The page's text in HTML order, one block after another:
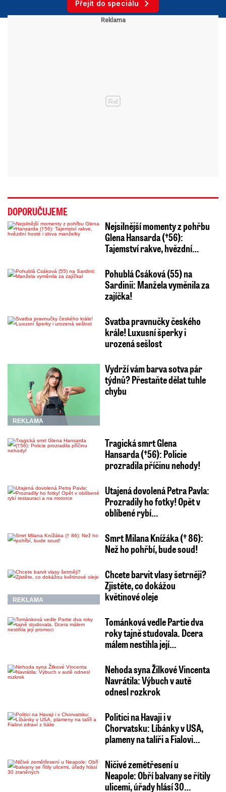
Přejít do speciálu
DOPORUČUJEME
Nejsilnější momenty z pohřbu
Glena Hansarda (†56):
Tajemství rakve, hvězdní…
Pohublá Csáková (55) na
Sardinii: Manžela vyměnila za
zajíčka!
Svatba pravnučky českého
krále! Luxusní šperky i
urozená sešlost
REKLAMA
Vydrží vám barva sotva pár
týdnů? Přestaňte dělat tuhle
chybu
Tragická smrt Glena
Hansarda (†56): Policie
prozradila příčinu nehody!
Utajená dovolená Petra Pavla:
Prozradily ho fotky! Opět v
oblíbené rybí…
Smrt Milana Knížáka († 86):
Než ho pohřbí, bude soud!
REKLAMA
Chcete barvit vlasy šetrněji?
Zjistěte, co dokážou
květinové oleje
Tománková vedle Partie dva
roky tajně studovala. Dcera
málem nestihla její…
Nehoda syna Žilkové Vincenta
Navrátila: Výbuch v autě
odnesl rozkrok
Politici na Havaji i v
Chorvatsku: Líbánky v USA,
plameny na talíři a Fialovi…
Ničivé zemětřesení u
Neapole: Obří balvany se řítily
ulicemi, úřady hlásí 30…